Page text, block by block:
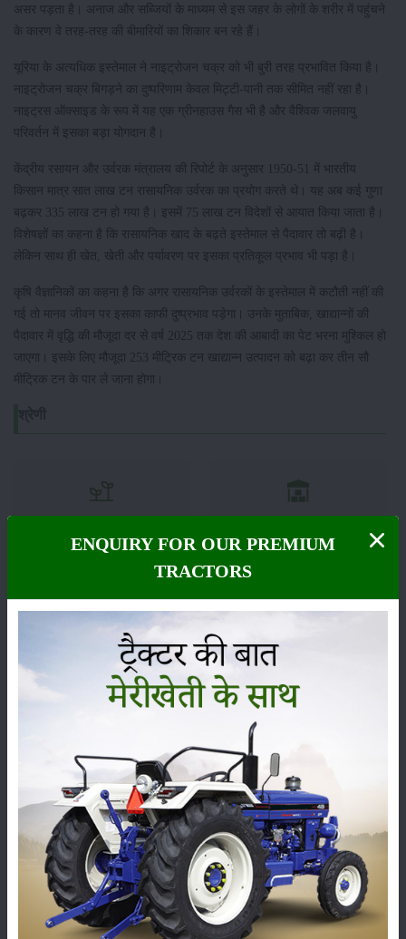
असर पड़ता है। अनाज और सब्जियों के माध्यम से इस जहर के लोगों के शरीर में पहुंचने
के कारण वे तरह-तरह की बीमारियों का शिकार बन रहे हैं।
यूरिया के अत्यधिक इस्तेमाल ने नाइट्रोजन चक्र को भी बुरी तरह प्रभावित किया है।
नाइट्रोजन चक्र बिगड़ने का दुष्परिणाम केवल मिट्टी-पानी तक सीमित नहीं रहा है।
नाइट्रस ऑक्साइड के रूप में यह एक ग्रीनहाउस गैस भी है और वैश्विक जलवायु
परिवर्तन में इसका बड़ा योगदान है।
केंद्रीय रसायन और उर्वरक मंत्रालय की रिपोर्ट के अनुसार 1950-51 में भारतीय
किसान मात्र सात लाख टन रासायनिक उर्वरक का प्रयोग करते थे। यह अब कई गुणा
बढ़कर 335 लाख टन हो गया है। इसमें 75 लाख टन विदेशों से आयात किया जाता है।
विशेषज्ञों का कहना है कि रासायनिक खाद के बढ़ते इस्तेमाल से पैदावार तो बढ़ी है।
लेकिन साथ ही खेत, खेती और पर्यावरण पर इसका प्रतिकूल प्रभाव भी पड़ा है।
कृषि वैज्ञानिकों का कहना है कि अगर रासायनिक उर्वरकों के इस्तेमाल में कटौती नहीं की
गई तो मानव जीवन पर इसका काफी दुष्प्रभाव पड़ेगा। उनके मुताबिक, खाद्यान्नों की
पैदावार में वृद्धि की मौजूदा दर से वर्ष 2025 तक देश की आबादी का पेट भरना मुश्किल हो
जाएगा। इसके लिए मौजूदा 253 मीट्रिक टन खाद्यान्न उत्पादन को बढ़ा कर तीन सौ
मीट्रिक टन के पार ले जाना होगा।
कीटनाशक
सम्पादकीय अन्य
भारतीय कृषि का नया दौर: परंपराओं के साथ तकनीकी प्रगति
की यात्रा
16-Jun-2025
ENQUIRY FOR OUR PREMIUM
TRACTORS